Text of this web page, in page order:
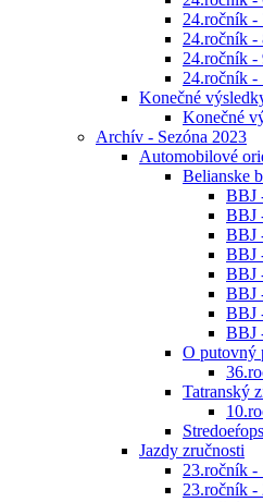
24.ročník -
24.ročník -
24.ročník -
24.ročník -
Konečné
Konečné
Archív - Sezóna 2023
Automobilové
Belianske
BBJ
BBJ
BBJ
BBJ
BBJ
BBJ
BBJ
BBJ
O putovný
Tatranský
Jazdy zručnosti
23.ročník -
23.ročník -